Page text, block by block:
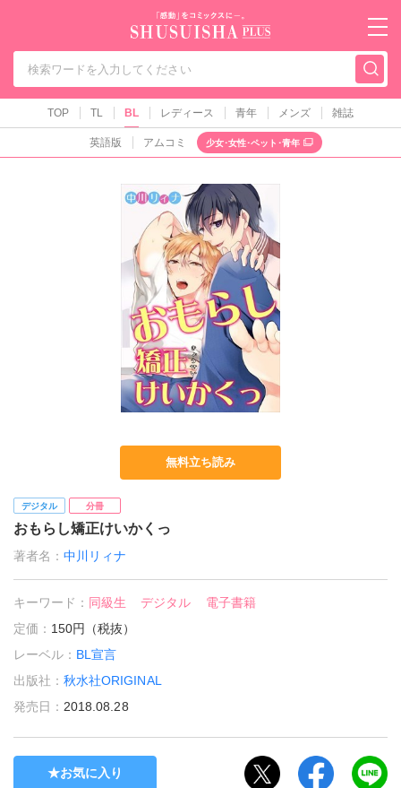
秋水社PLUS（テ
TOP TL BL レディース 青年 メンズ 雑誌
英語版 アムコミ 少女･女性･ペット･青年
無料立ち読み
デジタル 分冊
おもらし矯正けいかくっ
著者名：中川リィナ
キーワード： 同級生 デジタル
電子書籍
定価： 150円（税抜）
レーベル： BL宣言
出版社：秋水社ORIGINAL
発売日： 2018.08.28
お気に入り